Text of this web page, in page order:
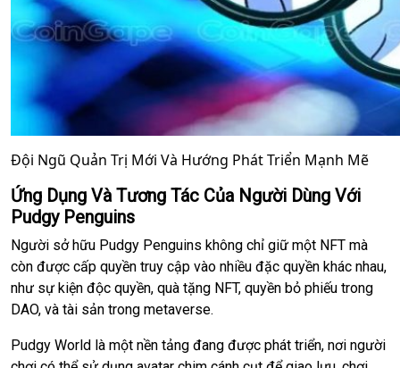
Đội Ngũ Quản Trị Mới Và Hướng Phát Triển Mạnh Mẽ
Ứng Dụng Và Tương Tác Của Người Dùng Với
Pudgy Penguins
Người sở hữu Pudgy Penguins không chỉ giữ một NFT mà
còn được cấp quyền truy cập vào nhiều đặc quyền khác nhau,
như sự kiện độc quyền, quà tặng NFT, quyền bỏ phiếu trong
DAO, và tài sản trong metaverse.
Pudgy World là một nền tảng đang được phát triển, nơi người